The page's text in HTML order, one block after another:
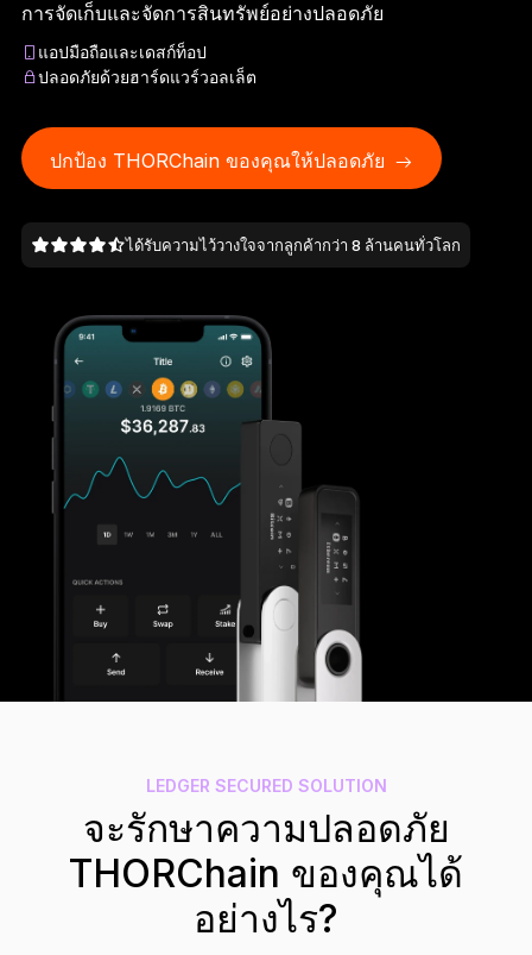
Ledger Flex
มาตรฐานใหม่ของอุปกรณ์ลงนาม
Ledger NanoGen5
โดดเด่นไม่ซ้ำใคร เหมือนกับคุณ
Ledger Nanoรุ่นมาตรฐาน
เลือกช็อป
Hardware Wallet
ระบบสำรองวลีกู้คืน
รุ่นลิมิเต็ด
Compare Ledger signers
การจัดเก็บและจัดการสินทรัพย์อย่างปลอดภัย
แอปมือถือและเดสก์ท็อป
ปลอดภัยด้วยฮาร์ดแวร์วอลเล็ต
ปกป้อง THORChain ของคุณให้ปลอดภัย
ได้รับความไว้วางใจจากลูกค้ากว่า 8 ล้านคนทั่วโลก
LEDGER SECURED SOLUTION
จะรักษาความปลอดภัย
THORChain ของคุณได้
อย่างไร?